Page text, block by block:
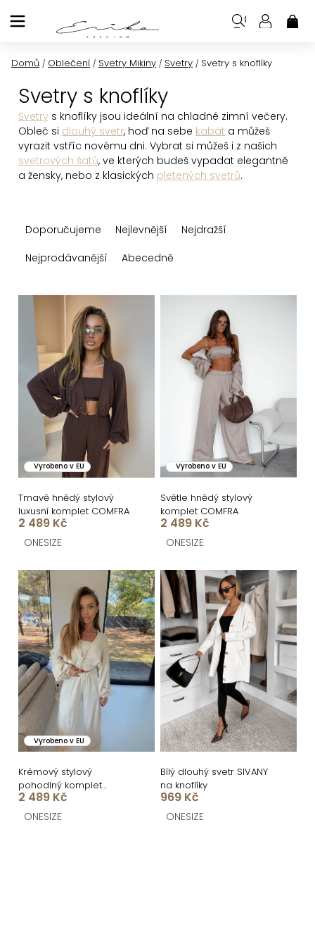
na
Domů / Oblečení / Svetry Mikiny / Svetry / Svetry s knoflíky
Svetry s knoflíky
Svetry s knoflíky jsou ideální na chladné zimní večery.
Obleč si dlouhý svetr, hoď na sebe kabát a můžeš
vyrazit vstříc novému dni. Vybrat si můžeš i z našich
svetrových šatů, ve kterých budeš vypadat elegantně
a žensky, nebo z klasických pletených svetrů.
a
n
o
t
ů
Doporučujeme Nejlevnější
Nejdražší
Nejprodávanější
Abecedně
i
o
d
u
k
ů
Vyrobeno v EU
Tmavě hnědý stylový
luxusní komplet COMFRA
2 489 Kč
ONESIZE
Vyrobeno v EU
Světle hnědý stylový
komplet COMFRA
2 489 Kč
ONESIZE
Vyrobeno v EU
Krémový stylový
pohodlný komplet
COMFRA
2 489 Kč
ONESIZE
Bílý dlouhý svetr SIVANY
na knoflíky
969 Kč
ONESIZE